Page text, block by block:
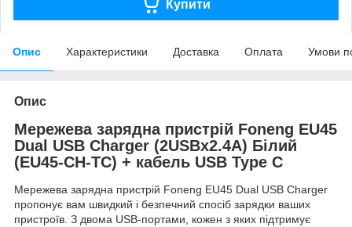
Купити
Опис Характеристики Доставка Оплата Умови
Опис
Мережева зарядна пристрій Foneng EU45
Dual USB Charger (2USBх2.4A) Білий
(EU45-CH-TC) + кабель USB Type C
Мережева зарядна пристрій Foneng EU45 Dual USB Charger
пропонує вам швидкий і безпечний спосіб зарядки ваших
пристроїв. З двома USB-портами, кожен з яких підтримує